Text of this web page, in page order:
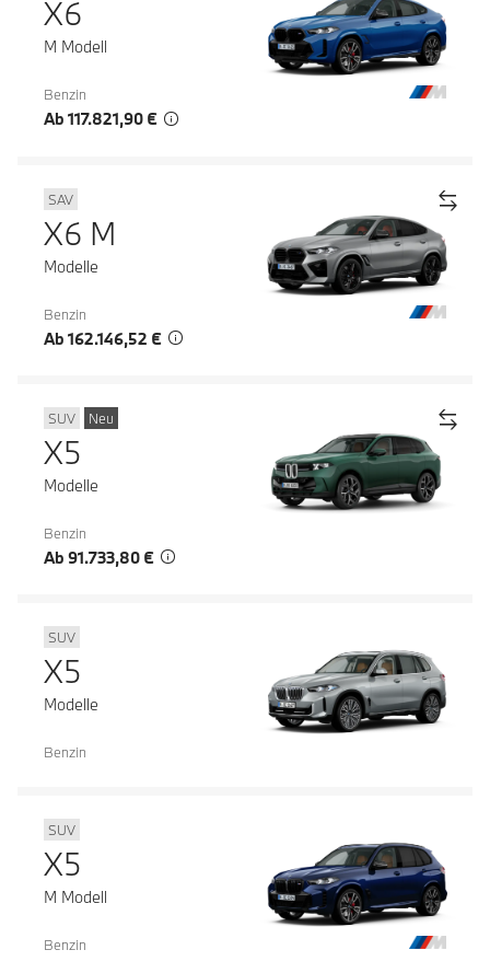
X6
M Modell
Benzin
Ab 117.821,90 €
SAV
X6 M
Modelle
Benzin
Ab 162.146,52 €
SUV Neu
X5
Modelle
Benzin
Ab 91.733,80 €
SUV
X5
Modelle
Benzin
SUV
X5
M Modell
Benzin